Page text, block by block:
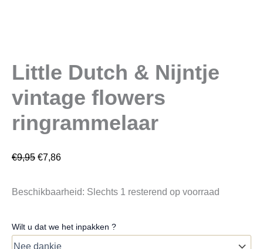
Little Dutch & Nijntje
vintage flowers
ringrammelaar
€9,95 €7,86
Beschikbaarheid: Slechts 1 resterend op voorraad
Wilt u dat we het inpakken ?